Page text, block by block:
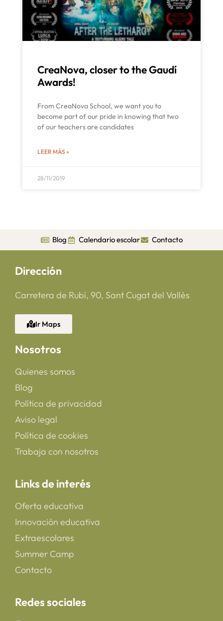
CreaNova, closer to the Gaudí
Awards!
From CreaNova School, we want you to
become part of our pride in knowing that two
of our teachers are candidates
LEER MÁS »
28/11/2019
Blog Calendario escolar Contacto
Dirección
Carretera de Rubí, 90, Sant Cugat del Vallès
Ir Maps
Nosotros
Quienes somos
Blog
Política de privacidad
Aviso legal
Política de cookies
Trabaja con nosotros
Links de interés
Oferta educativa
Innovación educativa
Extraescolares
Summer Camp
Contacto
Redes sociales